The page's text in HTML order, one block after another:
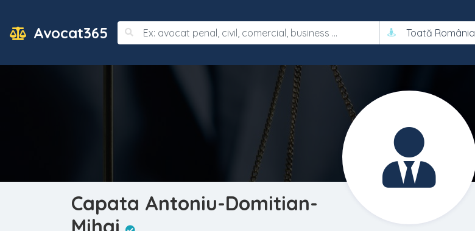
Avocat365 Toată România
Capata Antoniu-Domitian-
Mihai